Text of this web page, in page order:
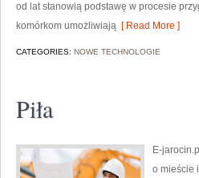
od lat stanowią podstawę w procesie
komórkom umożliwiają [ Read More ]
CATEGORIES: NOWE TECHNOLOGIE
Piła
E-
o mieście